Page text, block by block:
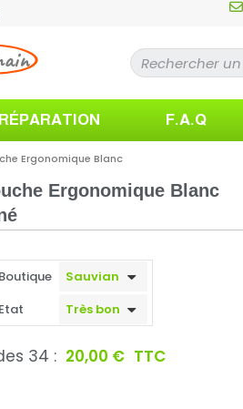
RÉPARATION F.A.Q
Ergonomique Blanc
Ergonomique Blanc
Boutique
Etat
34 : 20,00 € TTC